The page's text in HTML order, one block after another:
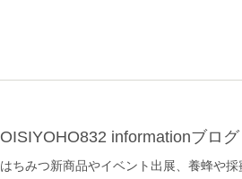
OISIYOHO832 informationブログ
はちみつ新商品やイベント出展、養蜂や